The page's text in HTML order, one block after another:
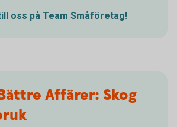
oss på Team Småföretag!
Affärer: Skog